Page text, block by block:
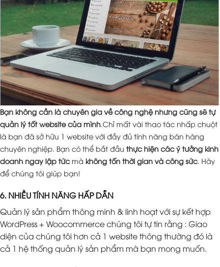
Bạn không cần là chuyên gia về công nghệ nhưng cũng sẽ tự
quản lý tốt website của mình .Chỉ mất vài thao tác nhấp chuột
là bạn đã sở hữu 1 website với đầy đủ tính năng bán hàng
chuyên nghiệp. Bạn có thể bắt đầu thực hiện các ý tưởng kinh
doanh ngay lập tứcmà không tốn thời gian và công sức. Hãy
để chúng tôi giúp bạn!
6. NHIỀU TÍNH NĂNG HẤP DẪN
Quản lý sản phẩm thông minh & linh hoạt với sự kết hợp
WordPress + Woocommerce chúng tôi tự tin rằng : Giao
diện của chúng tôi hơn cả 1 website thông thường đó là
cả 1 hệ thống quản lý sản phẩm mà bạn mong muốn.